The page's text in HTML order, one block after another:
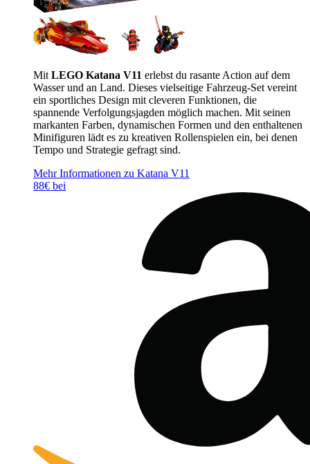
Mit LEGO Katana V11 erlebst du rasante Action auf dem
Wasser und an Land. Dieses vielseitige Fahrzeug-Set vereint
ein sportliches Design mit cleveren Funktionen, die
spannende Verfolgungsjagden möglich machen. Mit seinen
markanten Farben, dynamischen Formen und den enthaltenen
Minifiguren lädt es zu kreativen Rollenspielen ein, bei denen
Tempo und Strategie gefragt sind.
Mehr Informationen zu Katana V11
88€ bei